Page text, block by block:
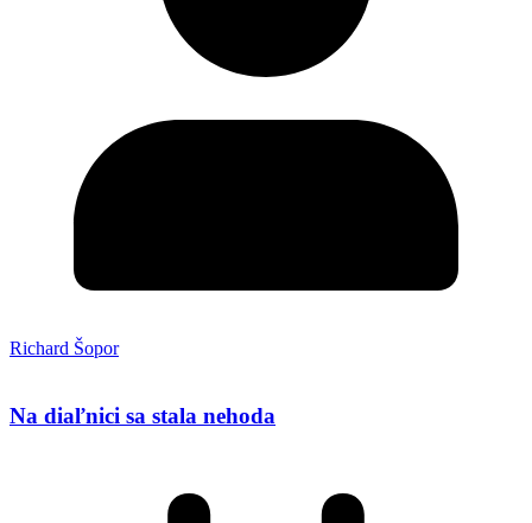
Richard Šopor
Na diaľnici sa stala nehoda